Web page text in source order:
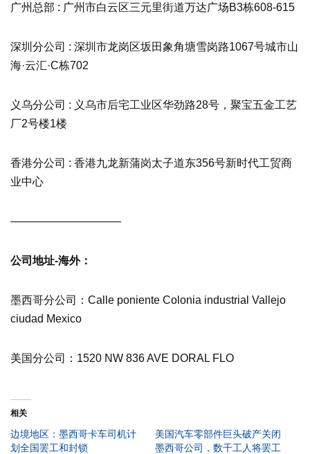
广州总部 : 广州市白云区三元里街道万达广场B3栋608-615
深圳分公司 : 深圳市龙岗区坂田象角塘雪岗路1067号城市山
海·云汇·C栋702
义乌分公司 : 义乌市后宅工业区华劲路28号，聚宝五金工艺
厂2号楼1楼
香港分公司 : 香港九龙新蒲岗太子道东356号新时代工贸商
业中心
——————————
公司地址-海外：
墨西哥分公司：Calle poniente Colonia industrial Vallejo
ciudad Mexico
美国分公司：1520 NW 836 AVE DORAL FLO
相关
边境地区：墨西哥卡车司机计
划全国罢工和封锁
美国汽车零部件巨头破产关闭
墨西哥公司，数千工人将罢工